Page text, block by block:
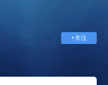
+关注